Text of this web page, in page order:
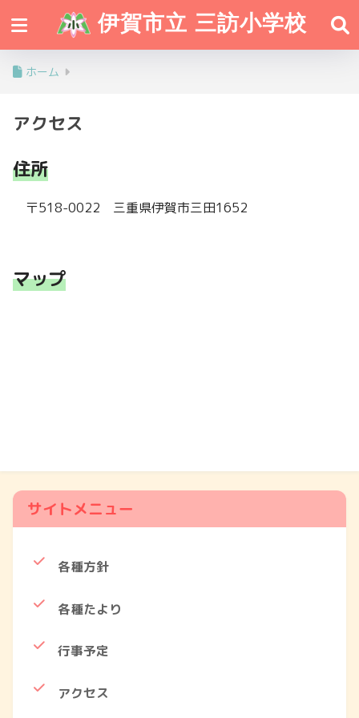
伊賀市立 三訪小学校
ホーム
アクセス
住所
〒518-0022 三重県伊賀市三田1652
マップ
サイトメニュー
各種方針
各種たより
行事予定
アクセス